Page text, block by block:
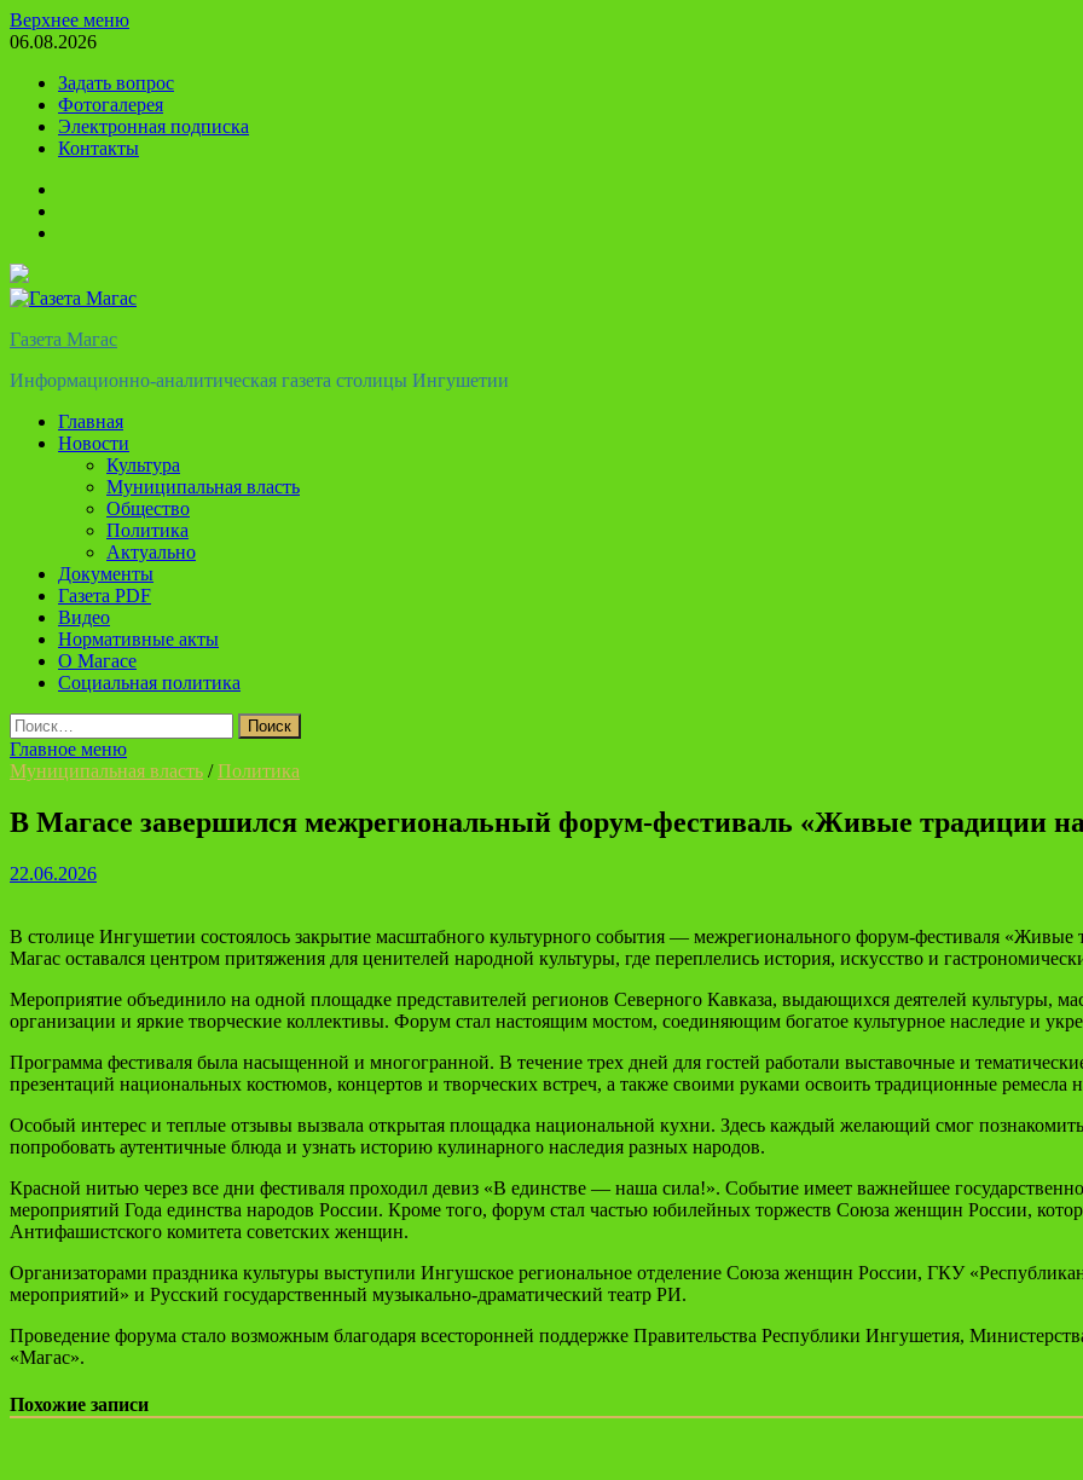
Перейти
к
Верхнее меню
06.08.2026
Задать вопрос
Фотогалерея
Электронная подписка
Контакты
Газета Магас
Информационно-аналитическая газета столицы Ингушетии
Главная
Новости
Культура
Муниципальная власть
Общество
Политика
Актуально
Документы
Газета PDF
Видео
Нормативные акты
О Магасе
Социальная политика
Найти:
Главное меню
Муниципальная власть /Политика
В Магасе завершился межрегиональный форум-фестиваль «Живые традиции
22.06.2026
В столице Ингушетии состоялось закрытие масштабного культурного события — межрегионального форум-фестиваля
Магас оставался центром притяжения для ценителей народной культуры, где переплелись история, искусство и
Мероприятие объединило на одной площадке представителей регионов Северного Кавказа, выдающихся деятелей культуры,
организации и яркие творческие коллективы. Форум стал настоящим мостом, соединяющим богатое культурное наследие и
Программа фестиваля была насыщенной и многогранной. В течение трех дней для гостей работали выставочные и
презентаций национальных костюмов, концертов и творческих встреч, а также своими руками освоить традиционные ремесла
Особый интерес и теплые отзывы вызвала открытая площадка национальной кухни. Здесь каждый желающий смог
попробовать аутентичные блюда и узнать историю кулинарного наследия разных народов.
Красной нитью через все дни фестиваля проходил девиз «В единстве — наша сила!». Событие имеет важнейшее
мероприятий Года единства народов России. Кроме того, форум стал частью юбилейных торжеств Союза женщин России,
Антифашистского комитета советских женщин.
Организаторами праздника культуры выступили Ингушское региональное отделение Союза женщин России, ГКУ
мероприятий» и Русский государственный музыкально-драматический театр РИ.
Проведение форума стало возможным благодаря всесторонней поддержке Правительства Республики Ингушетия,
«Магас».
Похожие записи